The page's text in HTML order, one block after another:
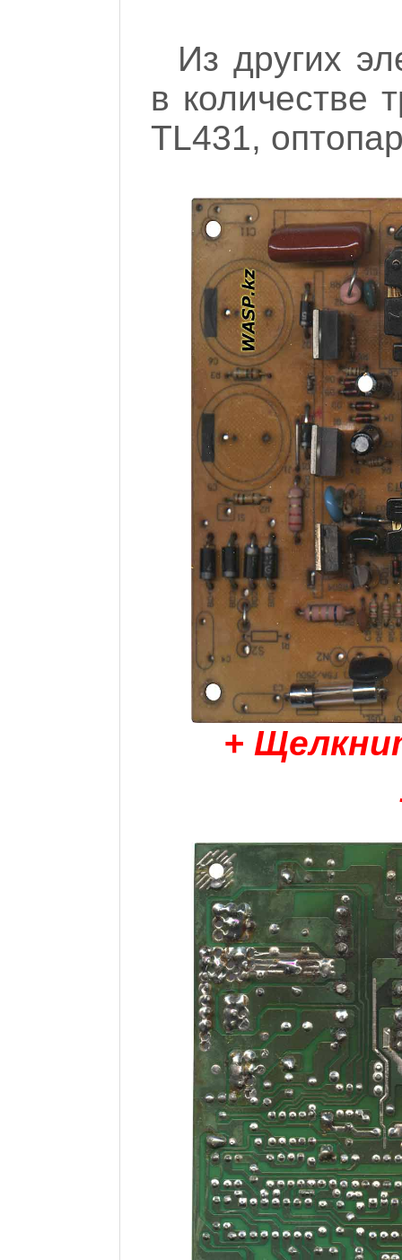
Из других
в количестве
TL431,
+